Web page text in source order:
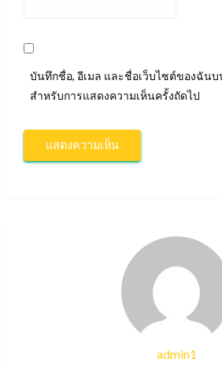
บันทึกชื่อ, อีเมล และชื่อเว็บไซต์ของฉันบ
สำหรับการแสดงความเห็นครั้งถัดไป
admin1